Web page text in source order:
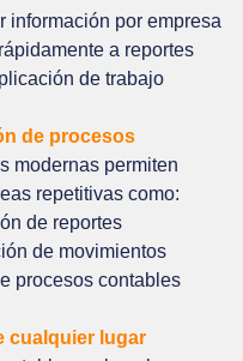
información por empresa
a reportes
de trabajo
de procesos
modernas permiten
repetitivas como:
de reportes
de movimientos
procesos contables
cualquier lugar